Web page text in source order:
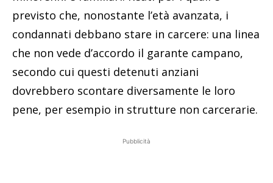
previsto che, nonostante l’età avanzata, i
condannati debbano stare in carcere: una linea
che non vede d’accordo il garante campano,
secondo cui questi detenuti anziani
dovrebbero scontare diversamente le loro
pene, per esempio in strutture non carcerarie.
Pubblicità